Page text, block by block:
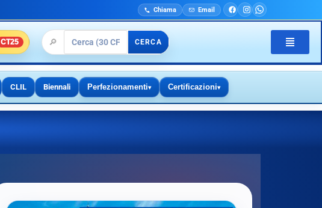
Chiama Email
CT25 🔎 CERCA
CLIL Biennali Perfezionamenti▾ Certificazioni▾